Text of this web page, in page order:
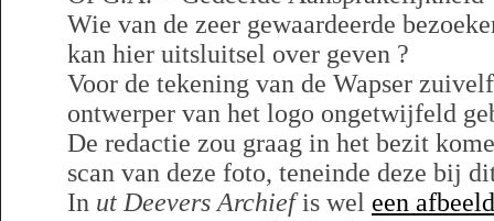
Wie van de zeer gewaardeerde
kan hier uitsluitsel over geven ?
Voor de tekening van de Wapser
ontwerper van het logo ongetwijfeld
De redactie zou graag in het bezit
scan van deze foto, teneinde deze bij
In ut Deevers Archiefis wel een